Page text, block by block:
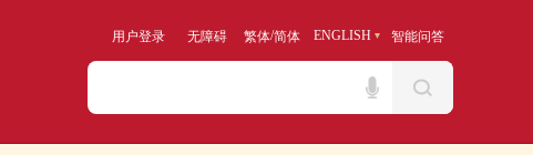
用户登录 无障碍 繁体/简体 ENGLISH 智能问答